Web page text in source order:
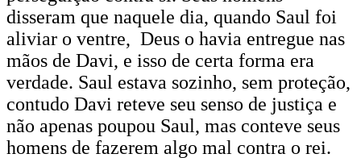
disseram que naquele dia, quando Saul foi
aliviar o ventre, Deus o havia entregue nas
mãos de Davi, e isso de certa forma era
verdade. Saul estava sozinho, sem proteção,
contudo Davi reteve seu senso de justiça e
não apenas poupou Saul, mas conteve seus
homens de fazerem algo mal contra o rei.